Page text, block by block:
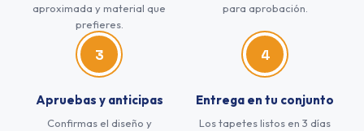
aproximada y material que
prefieres.
para aprobación.
3
Apruebas y anticipas
Confirmas el diseño y
4
Entrega en tu conjunto
Los tapetes listos en 3 días